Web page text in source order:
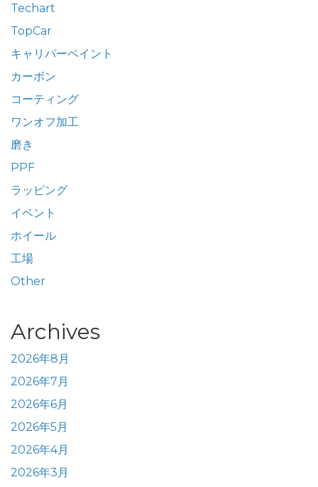
Techart
TopCar
キャリパーペイント
カーボン
コーティング
ワンオフ加工
磨き
PPF
ラッピング
イベント
ホイール
工場
Other
Archives
2026年8月
2026年7月
2026年6月
2026年5月
2026年4月
2026年3月